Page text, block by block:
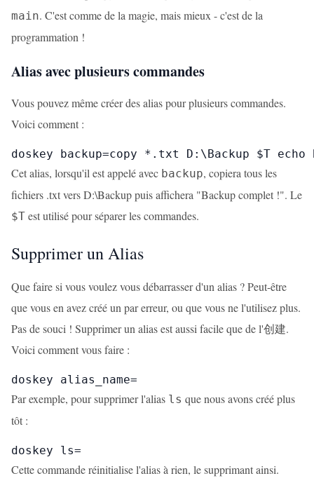
main. C'est comme de la magie, mais mieux - c'est de la
programmation !
Alias avec plusieurs commandes
Vous pouvez même créer des alias pour plusieurs commandes.
Voici comment :
doskey backup=copy *.txt D:\Backup $T echo
Cet alias, lorsqu'il est appelé avec backup, copiera tous les
fichiers .txt vers D:\Backup puis affichera "Backup complet !". Le
$T est utilisé pour séparer les commandes.
Supprimer un Alias
Que faire si vous voulez vous débarrasser d'un alias ? Peut-être
que vous en avez créé un par erreur, ou que vous ne l'utilisez plus.
Pas de souci ! Supprimer un alias est aussi facile que de l'创建.
Voici comment vous faire :
doskey alias_name=
Par exemple, pour supprimer l'alias ls que nous avons créé plus
tôt :
doskey ls=
Cette commande réinitialise l'alias à rien, le supprimant ainsi.